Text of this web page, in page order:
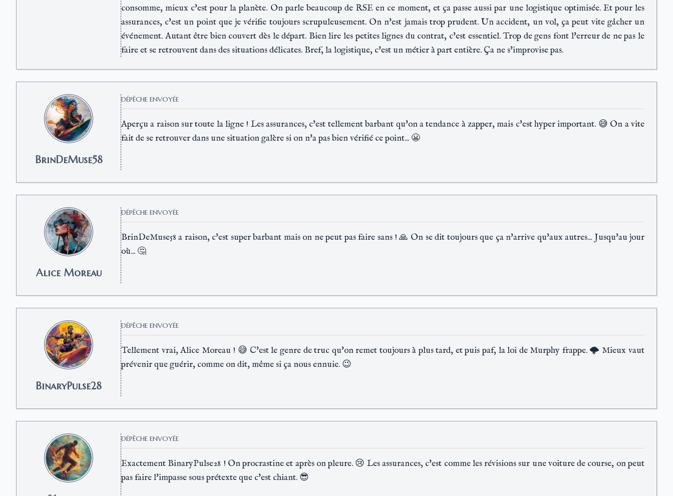
consomme, mieux c'est pour la planète. On parle beaucoup de RSE en ce moment, et ça passe aussi par une logistique optimisée. Et pour les
assurances, c'est un point que je vérifie toujours scrupuleusement. On n'est jamais trop prudent. Un accident, un vol, ça peut vite gâcher un
événement. Autant être bien couvert dès le départ. Bien lire les petites lignes du contrat, c'est essentiel. Trop de gens font l'erreur de ne pas le
faire et se retrouvent dans des situations délicates. Bref, la logistique, c'est un métier à part entière. Ça ne s'improvise pas.
BrinDeMuse58
DÉPÊCHE ENVOYÉE
Aperçu a raison sur toute la ligne ! Les assurances, c'est tellement barbant qu'on a tendance à zapper, mais c'est hyper important. 😅 On a vite
fait de se retrouver dans une situation galère si on n'a pas bien vérifié ce point... 😬
Alice Moreau
DÉPÊCHE ENVOYÉE
BrinDeMuse58 a raison, c'est super barbant mais on ne peut pas faire sans ! 🙏 On se dit toujours que ça n'arrive qu'aux autres... Jusqu'au jour
où... 🤔
BinaryPulse28
DÉPÊCHE ENVOYÉE
Tellement vrai, Alice Moreau ! 😅 C'est le genre de truc qu'on remet toujours à plus tard, et puis paf, la loi de Murphy frappe. 🌩️ Mieux vaut
prévenir que guérir, comme on dit, même si ça nous ennuie. 😉
DÉPÊCHE ENVOYÉE
Exactement BinaryPulse28 ! On procrastine et après on pleure. 😢 Les assurances, c'est comme les révisions sur une voiture de course, on peut
pas faire l'impasse sous prétexte que c'est chiant. 😎